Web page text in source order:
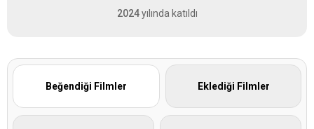
2024yılında katıldı
Beğendiği Filmler Eklediği Filmler